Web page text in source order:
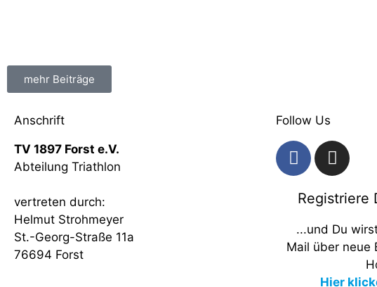
mehr Beiträge
Anschrift
TV 1897 Forst e.V.
Abteilung Triathlon
vertreten durch:
Helmut Strohmeyer
St.-Georg-Straße 11a
76694 Forst
Follow Us
Registriere
...und Du
Mail über neue
Hier